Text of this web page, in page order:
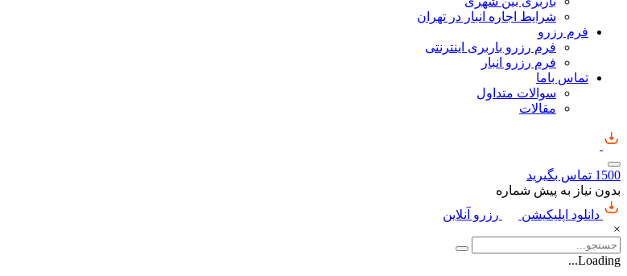
شرایط اجاره انبار در تهران
فرم رزرو
فرم رزرو باربری اینترنتی
فرم رزرو انبار
تماس باما
سوالات متداول
مقالات
1500 تماس بگیرید
بدون نیاز به پیش شماره
دانلود اپلیکیشن
رزرو آنلاین
×
Loading...